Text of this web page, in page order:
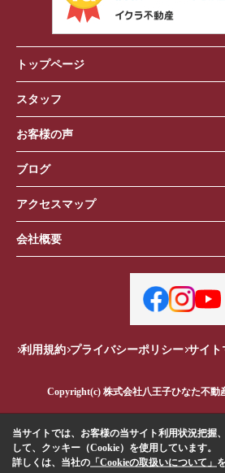
トップページ
スタッフ
お客様の声
ブログ
アクセスマップ
会社概要
利用規約 プライバシーポリシー サイト
Copyright(c) 株式会社八王子ひなた不動
当サイトでは、お客様の当サイト利用状況把握
して、クッキー（Cookie）を使用しています。
詳しくは、当社の 「Cookieの取扱いについて」